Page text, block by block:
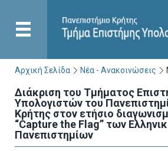
Αρχική Σελίδα Νέα - Ανακοινώσεις
Διάκριση του Τμήματος
Υπολογιστών του
Κρήτης στον ετήσιο
“Capture the Flag” των
Πανεπιστημίων